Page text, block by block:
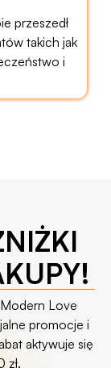
przeszedł
takich jak
i
Love
promocje i
aktywuje się
zł.